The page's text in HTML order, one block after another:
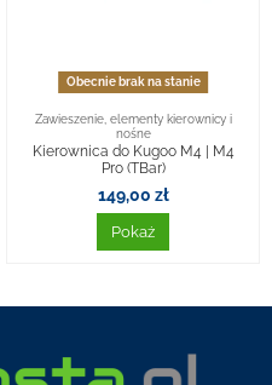
Obecnie brak na stanie
Zawieszenie, elementy kierownicy i
nośne
Kierownica do Kugoo M4 | M4
Pro (TBar)
149,00 zł
Pokaż